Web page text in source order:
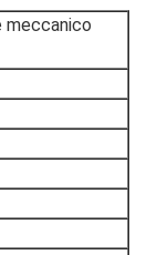
meccanico